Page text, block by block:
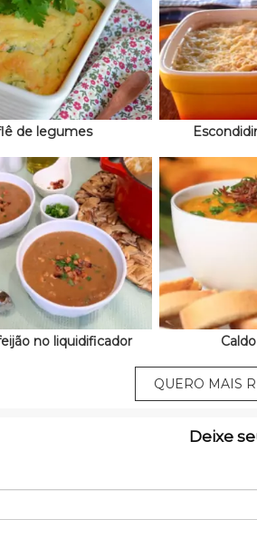
de legumes
no liquidificador
QUERO MAIS
Deixe